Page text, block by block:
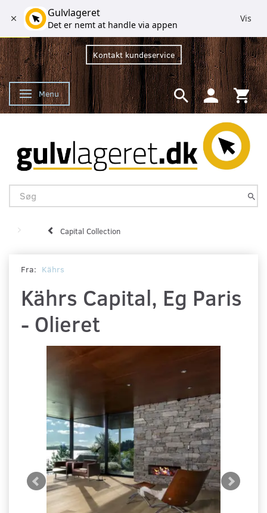
Kontakt kundeservice
Skifte navigation
Menu
Capital Collection
Fra: Kährs
Kährs Capital, Eg Paris
- Olieret
Gulvlageret
Det er nemt at handle via appen
Vis